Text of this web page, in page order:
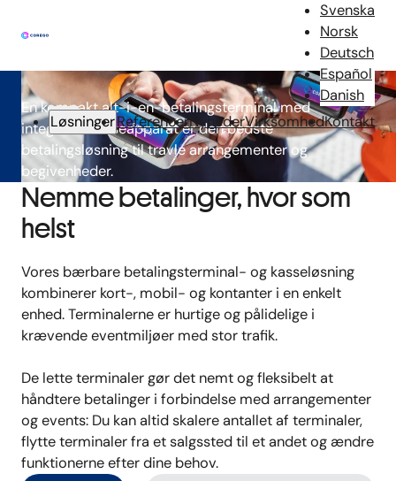
Svenska
Norsk
Deutsch
Español
Danish
LøsningerReferencerNyhederVirksomhedKontakt
POS-terminal
En kompakt alt-i-en-betalingsterminal med
integreret kasseapparat er den bedste
betalingsløsning til travle arrangementer og
begivenheder.
Nemme betalinger, hvor som
helst
Vores bærbare betalingsterminal- og kasseløsning
kombinerer kort-, mobil- og kontanter i en enkelt
enhed. Terminalerne er hurtige og pålidelige i
krævende eventmiljøer med stor trafik.
De lette terminaler gør det nemt og fleksibelt at
håndtere betalinger i forbindelse med arrangementer
og events: Du kan altid skalere antallet af terminaler,
flytte terminaler fra et salgssted til et andet og ændre
funktionerne efter dine behov.